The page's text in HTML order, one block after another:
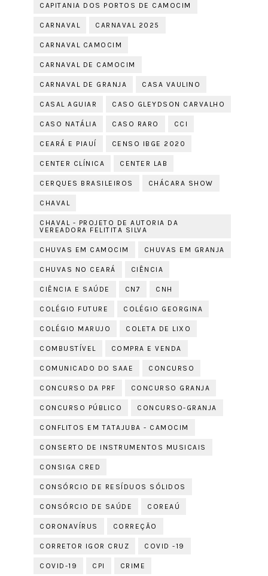
CAPITANIA DOS PORTOS DE CAMOCIM
CARNAVAL CARNAVAL 2025
CARNAVAL CAMOCIM
CARNAVAL DE CAMOCIM
CARNAVAL DE GRANJA CASA VAULINO
CASAL AGUIAR CASO GLEYDSON CARVALHO
CASO NATÁLIA CASO RARO CCI
CEARÁ E PIAUÍ CENSO IBGE 2020
CENTER CLÍNICA CENTER LAB
CERQUES BRASILEIROS CHÁCARA SHOW
CHAVAL
CHAVAL - PROJETO DE AUTORIA DA
VEREADORA FELITITA SILVA
CHUVAS EM CAMOCIM CHUVAS EM GRANJA
CHUVAS NO CEARÁ CIÊNCIA
CIÊNCIA E SAÚDE CN7 CNH
COLÉGIO FUTURE COLÉGIO GEORGINA
COLÉGIO MARUJO COLETA DE LIXO
COMBUSTÍVEL COMPRA E VENDA
COMUNICADO DO SAAE CONCURSO
CONCURSO DA PRF CONCURSO GRANJA
CONCURSO PÚBLICO CONCURSO-GRANJA
CONFLITOS EM TATAJUBA - CAMOCIM
CONSERTO DE INSTRUMENTOS MUSICAIS
CONSIGA CRED
CONSÓRCIO DE RESÍDUOS SÓLIDOS
CONSÓRCIO DE SAÚDE COREAÚ
CORONAVÍRUS CORREÇÃO
CORRETOR IGOR CRUZ COVID -19
COVID-19 CPI CRIME